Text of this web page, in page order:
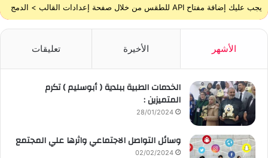
يجب عليك إضافة مفتاح API للطقس من خلال صفحة إعدادات القالب > الدمج
الأشهر الأخيرة تعليقات
الخدمات الطبية ببلدية ( أبوسليم ) تكرم
المتميزين :
28/01/2024
وسائل التواصل الاجتماعي واثرها علي المجتمع
02/02/2024